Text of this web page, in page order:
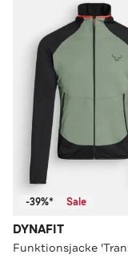
-39%* Sale
DYNAFIT